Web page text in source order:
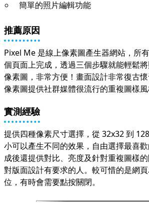
簡單的照片編輯功能
推薦原因
Pixel Me 是線上像素圖產生器網站，所
個頁面上完成，透過三個步驟就能輕鬆
像素圖，非常方便！畫面設計非常復古
像素圖提供社群媒體很流行的重複圖樣風
實測經驗
提供四種像素尺寸選擇，從 32x32 到
小可以產生不同的效果，自由選擇最喜
成後還提供對比、亮度及針對重複圖樣
對版面設計有要求的人。較可惜的是網
位，有時會需要點按關閉。